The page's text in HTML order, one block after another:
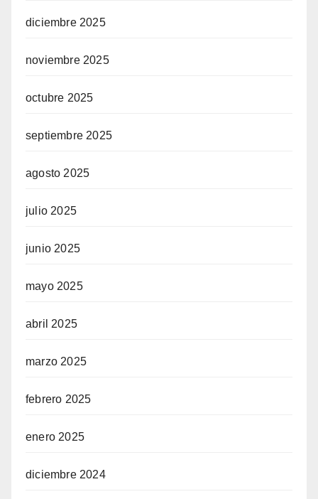
diciembre 2025
noviembre 2025
octubre 2025
septiembre 2025
agosto 2025
julio 2025
junio 2025
mayo 2025
abril 2025
marzo 2025
febrero 2025
enero 2025
diciembre 2024